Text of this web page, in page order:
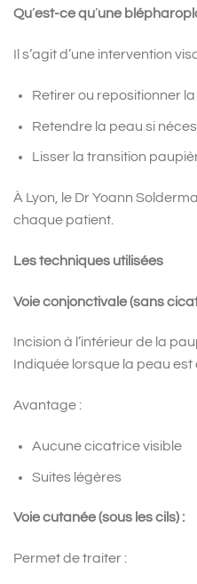
Qu’est-ce qu’une
Il s’agit d’une intervention
Retirer ou repositionner
Retendre la peau si
Lisser la transition
À Lyon, le Dr Yoann
chaque patient.
Les techniques utilisées
Voie conjonctivale (sans
Incision à l’intérieur de la
Indiquée lorsque la peau est
Avantage :
Aucune cicatrice visible
Suites légères
Voie cutanée (sous les cils) :
Permet de traiter :